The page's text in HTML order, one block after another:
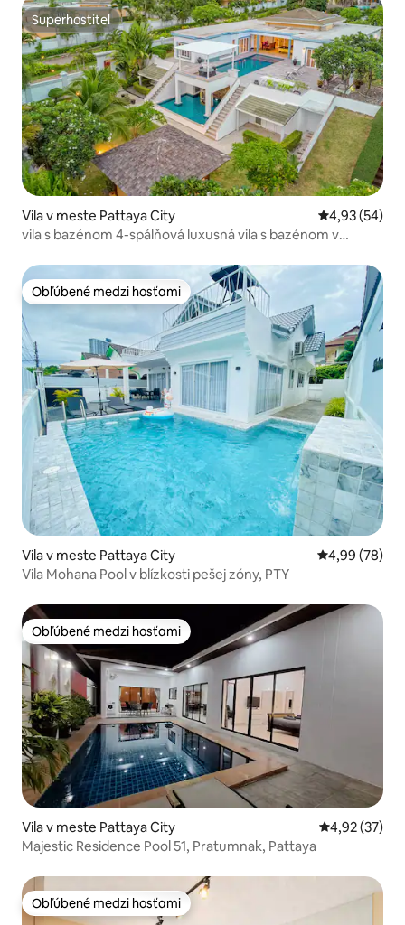
Superhostiteľ
Superhostiteľ
Vila v meste Pattaya City Priemerné
4,93 (54)
vila s bazénom 4-spálňová luxusná vila s bazénom v
Obľúbené medzi hosťami
Obľúbené medzi hosťami
Vila v meste Pattaya City Priemerné
4,99 (78)
Vila Mohana Pool v blízkosti pešej zóny, PTY
Obľúbené medzi hosťami
Obľúbené medzi hosťami
Vila v meste Pattaya City Priemerné
4,92 (37)
Majestic Residence Pool 51, Pratumnak, Pattaya
Obľúbené medzi hosťami
Obľúbené medzi hosťami